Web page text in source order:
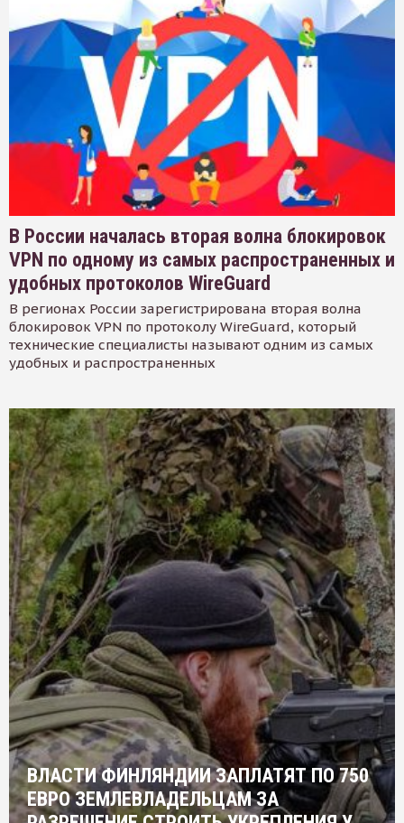
В России началась вторая волна блокировок
VPN по одному из самых распространенных и
удобных протоколов WireGuard
В регионах России зарегистрирована вторая волна
блокировок VPN по протоколу WireGuard, который
технические специалисты называют одним из самых
удобных и распространенных
ВЛАСТИ ФИНЛЯНДИИ ЗАПЛАТЯТ ПО 750
ЕВРО ЗЕМЛЕВЛАДЕЛЬЦАМ ЗА